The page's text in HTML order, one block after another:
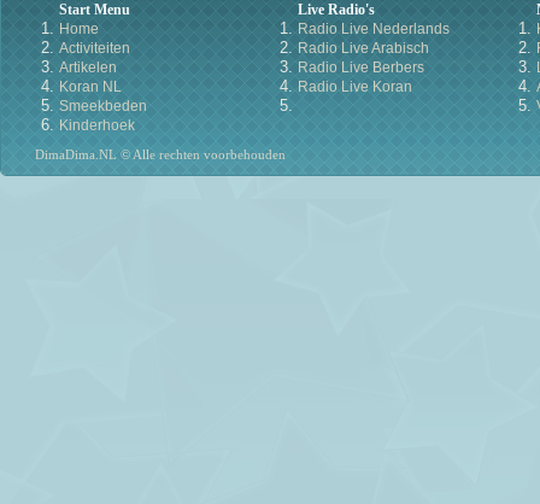
Start Menu
Home
Activiteiten
Artikelen
Koran NL
Smeekbeden
Kinderhoek
Live Radio's
Radio Live Nederlands
Radio Live Arabisch
Radio Live Berbers
Radio Live Koran
DimaDima.NL © Alle rechten voorbehouden